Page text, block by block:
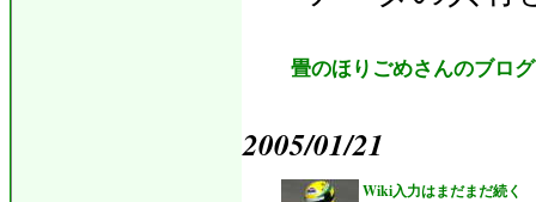
畳のほりごめさんのブロ
2005/01/21
Wiki入力はまだまだ続く